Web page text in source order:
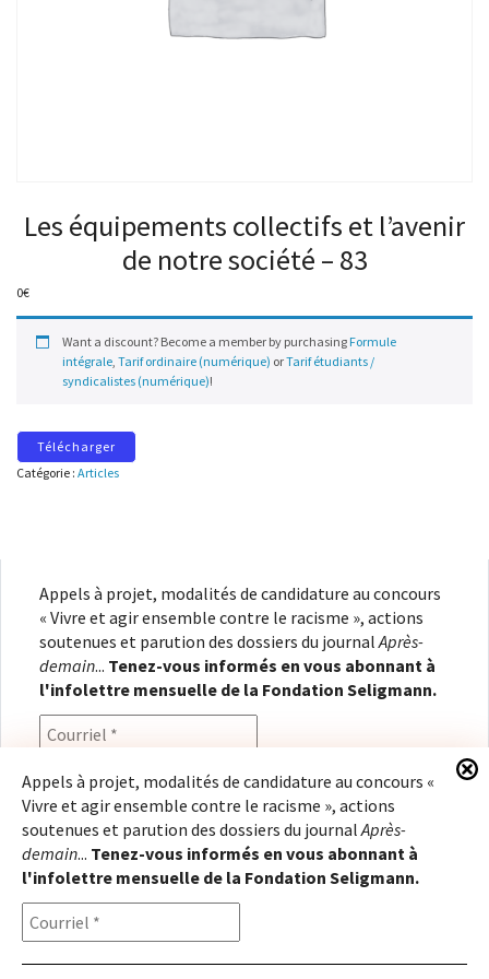
Les équipements collectifs et l’avenir
de notre société – 83
0€
Want a discount? Become a member by purchasing Formule
intégrale, Tarif ordinaire (numérique) orTarif étudiants /
syndicalistes (numérique)!
Télécharger
Catégorie : Articles
Appels à projet, modalités de candidature au concours
« Vivre et agir ensemble contre le racisme », actions
soutenues et parution des dossiers du journal Après-
demain... Tenez-vous informés en vous abonnant à
l'infolettre mensuelle de la Fondation Seligmann.
En renseignant votre adresse électronique, vous
consentez à recevoir l'infolettre de la Fondation
Seligmann, conformément à notrepolitique de
confidentialité. Il vous sera possible de vous
désabonner à tout moment.
Appels à projet, modalités de candidature au concours «
Vivre et agir ensemble contre le racisme », actions
soutenues et parution des dossiers du journalAprès-
demain... Tenez-vous informés en vous abonnant à
l'infolettre mensuelle de la Fondation Seligmann.